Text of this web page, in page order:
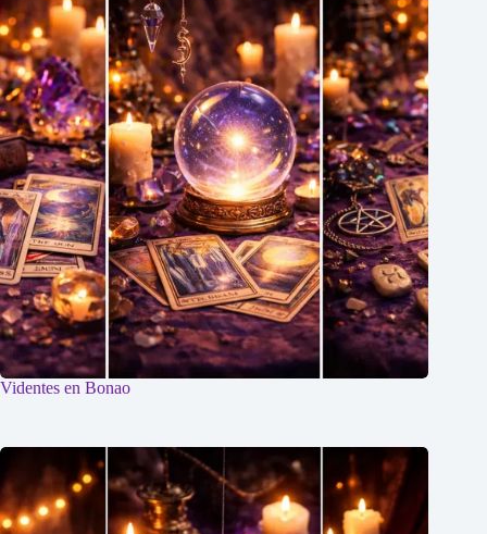
Videntes en Bonao